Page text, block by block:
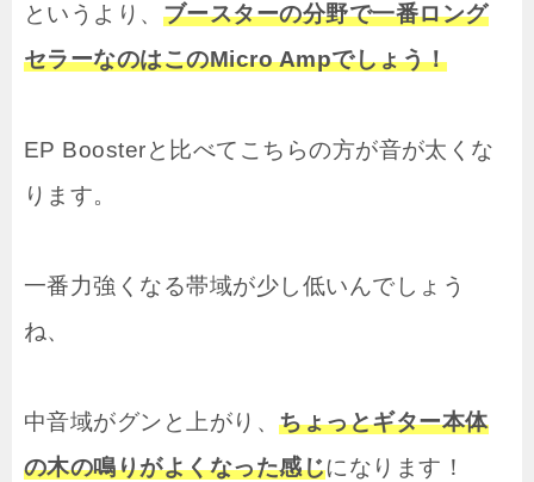
というより、 ブースターの分野で一番ロング
セラーなのはこのMicro Ampでしょう！
EP Boosterと比べてこちらの方が音が太くな
ります。
一番力強くなる帯域が少し低いんでしょう
ね、
中音域がグンと上がり、ちょっとギター本体
の木の鳴りがよくなった感じになります！